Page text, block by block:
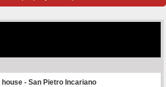
- San Pietro Incariano